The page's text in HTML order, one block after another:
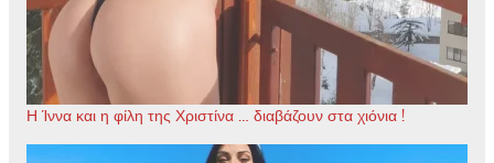
Η Ίννα και η φίλη της Χριστίνα … διαβάζουν στα χιόνια !